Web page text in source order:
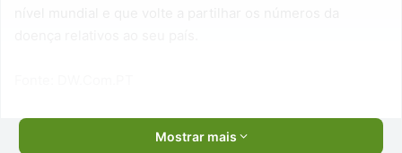
Mostrar mais